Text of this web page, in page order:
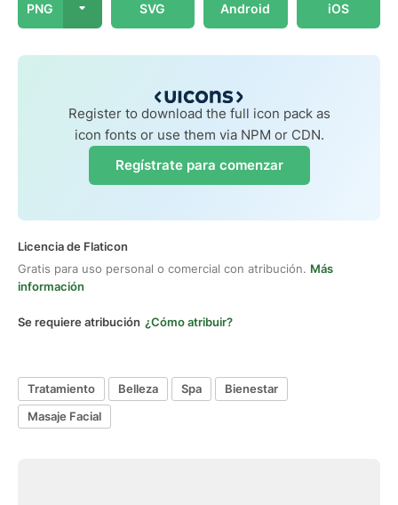
PNG SVG Android iOS
Register to download the full icon pack as
icon fonts or use them via NPM or CDN.
Regístrate para comenzar
Licencia de Flaticon
Gratis para uso personal o comercial con atribución. Más
información
Se requiere atribución ¿Cómo atribuir?
Tratamiento Belleza Spa
Bienestar
Masaje Facial